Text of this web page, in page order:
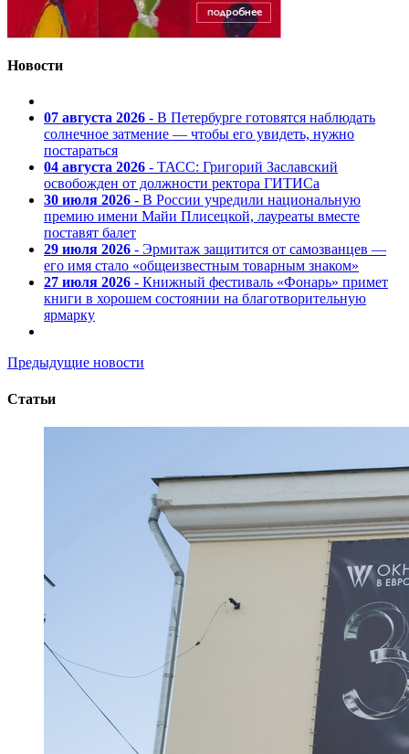
Новости
07 августа 2026 - В Петербурге готовятся наблюдать
солнечное затмение — чтобы его увидеть, нужно
постараться
04 августа 2026 - ТАСС: Григорий Заславский
освобожден от должности ректора ГИТИСа
30 июля 2026 - В России учредили национальную
премию имени Майи Плисецкой, лауреаты вместе
поставят балет
29 июля 2026 - Эрмитаж защитится от самозванцев —
его имя стало «общеизвестным товарным знаком»
27 июля 2026 - Книжный фестиваль «Фонарь» примет
книги в хорошем состоянии на благотворительную
ярмарку
Предыдущие новости
Статьи